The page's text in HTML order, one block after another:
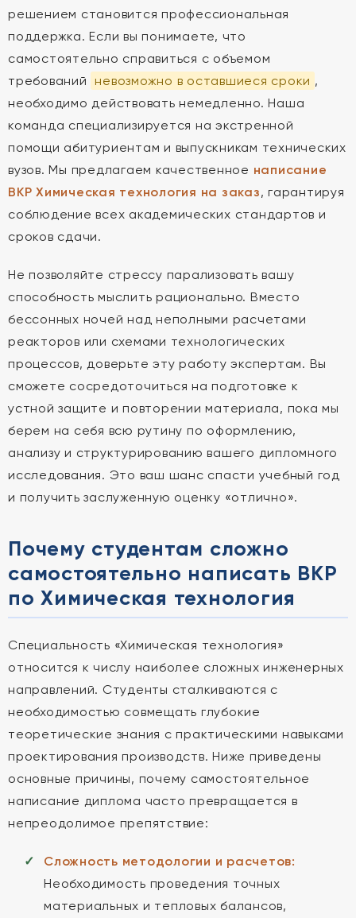
решением становится профессиональная
поддержка. Если вы понимаете, что
самостоятельно справиться с объемом
требований невозможно в оставшиеся сроки ,
необходимо действовать немедленно. Наша
команда специализируется на экстренной
помощи абитуриентам и выпускникам технических
вузов. Мы предлагаем качественное написание
ВКР Химическая технология на заказ, гарантируя
соблюдение всех академических стандартов и
сроков сдачи.
Не позволяйте стрессу парализовать вашу
способность мыслить рационально. Вместо
бессонных ночей над неполными расчетами
реакторов или схемами технологических
процессов, доверьте эту работу экспертам. Вы
сможете сосредоточиться на подготовке к
устной защите и повторении материала, пока мы
берем на себя всю рутину по оформлению,
анализу и структурированию вашего дипломного
исследования. Это ваш шанс спасти учебный год
и получить заслуженную оценку «отлично».
Почему студентам сложно
самостоятельно написать ВКР
по Химическая технология
Специальность «Химическая технология»
относится к числу наиболее сложных инженерных
направлений. Студенты сталкиваются с
необходимостью совмещать глубокие
теоретические знания с практическими навыками
проектирования производств. Ниже приведены
основные причины, почему самостоятельное
написание диплома часто превращается в
непреодолимое препятствие:
Сложность методологии и расчетов:
Необходимость проведения точных
материальных и тепловых балансов,